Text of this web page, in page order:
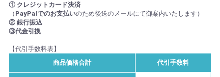
① クレジットカード決済
（ PayPalでのお支払いのため後送のメールにて御案内いたします）
② 銀行振込
③代金引換
【代引手数料表】
商品価格合計
代引手数料